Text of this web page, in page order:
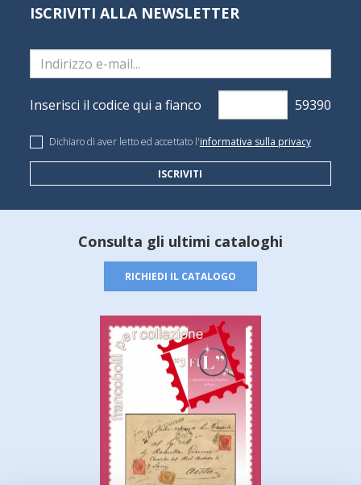
ISCRIVITI ALLA NEWSLETTER
Inserisci il codice qui a fianco
Dichiaro di aver letto ed accettato l'informativa sulla privacy
ISCRIVITI
Consulta gli ultimi cataloghi
RICHIEDI IL CATALOGO